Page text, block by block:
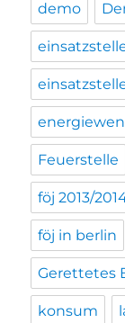
demo
Feuerstelle
föj 2013/
föj in berlin
Gerettetes
konsum